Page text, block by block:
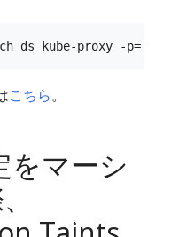
こちら。
をマーシ